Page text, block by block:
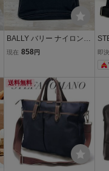
BALLY バリー ナイロン
ビジネスバッグ ショルダ
現在 858円
テ
ザ
即決
送料無料